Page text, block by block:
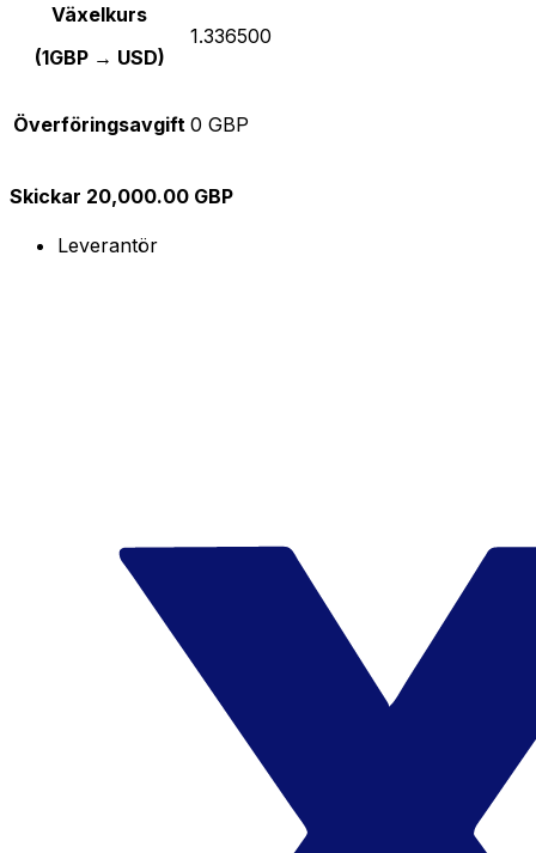
Växelkurs
(1GBP → USD)
1.336500
Överföringsavgift 0 GBP
Skickar 20,000.00 GBP
Leverantör